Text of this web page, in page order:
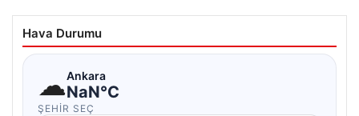
Hava Durumu
☁Ankara
NaN°C
ŞEHIR SEÇ